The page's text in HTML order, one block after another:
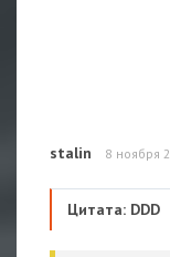
stalin 8 ноября
Цитата: DDD